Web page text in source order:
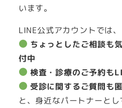
います。
LINE公式アカウントでは、
ちょっとしたご相談も
付中
検査・診療のご予約も
受診に関するご質問も
と、身近なパートナーと